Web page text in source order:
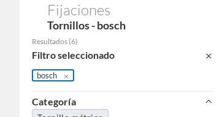
Fijaciones
Tornillos - bosch
Resultados (6)
Filtro seleccionado
bosch
Categoría